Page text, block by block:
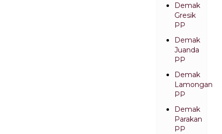
Demak
Gresik
PP
Demak
Juanda
PP
Demak
Lamongan
PP
Demak
Parakan
PP